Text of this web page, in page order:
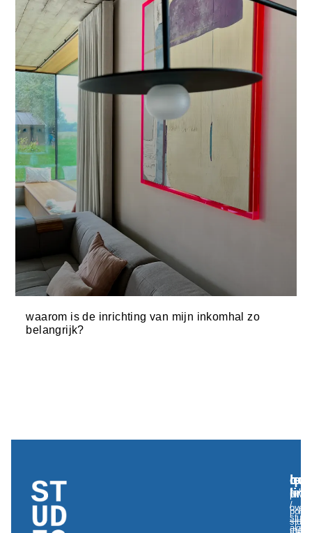
waarom is de inrichting van mijn inkomhal zo
belangrijk?
over
studio
policy
/
meir